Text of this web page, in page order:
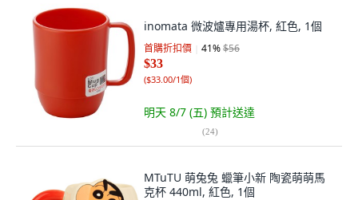
inomata 微波爐專用湯杯, 紅色, 1個
首購折扣價 41%$56
$33
($33.00/1個)
明天 8/7 (五) 預計送達
(24)
MTuTU 萌兔兔 蠟筆小新 陶瓷萌萌馬
克杯 440ml, 紅色, 1個